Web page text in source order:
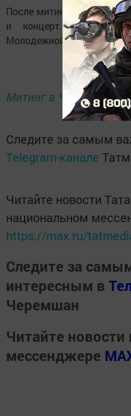
После митинга ветеранов
и концерт. Вечером
Молодежной площадке
Фото
Митинг в Черемшане
Следите за самым
Telegram-канале
Читайте новости
национальном
https://max.ru/
Следите за
интересным в
Черемшан
Читайте
мессенджере